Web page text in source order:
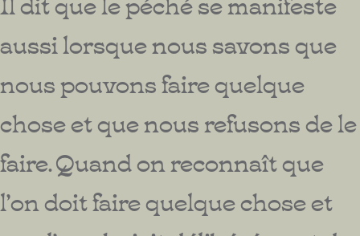
aussi lorsque nous savons que
nous pouvons faire quelque
chose et que nous refusons de le
faire. Quand on reconnaît que
l’on doit faire quelque chose et